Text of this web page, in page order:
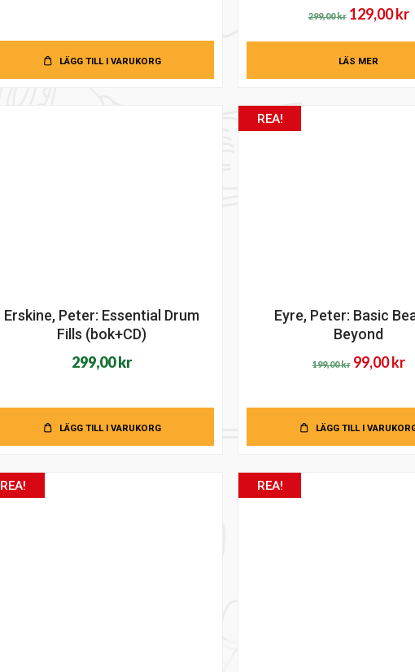
LÄGG TILL I VARUKORG
299,00kr Det
priset
var:
129,00kr
LÄS MER
Erskine, Peter: Essential Drum
Fills (bok+CD)
299,00kr
LÄGG TILL I VARUKORG
REA!
Eyre, Peter: Basic
Beyond
199,00kr Det
priset
var:
199,00 kr.
99,00kr
LÄGG TILL I
REA! REA!